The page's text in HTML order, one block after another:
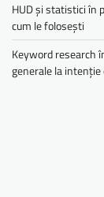
HUD și statistici în
cum le folosești
Keyword research
generale la intenție